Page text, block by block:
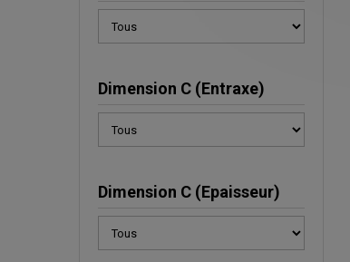
Dimension C (Entraxe)
Dimension C (Epaisseur)